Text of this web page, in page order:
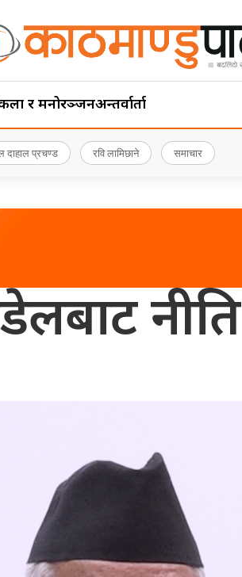
र मनोरञ्जनअन्तर्वार्ता
दाहाल प्रचण्ड रवि लामिछाने समाचार